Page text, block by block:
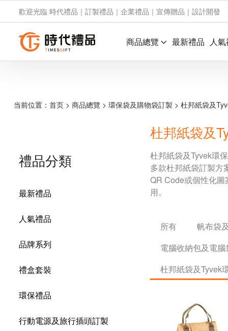
歡迎光臨 時代禮品｜訂製禮品｜企業禮品｜宣傳贈品｜設計開發
商品總覽 最新禮品 人
当前位置： 首页> 商品總覽 > 環保袋及購物袋訂製 > 杜邦紙袋及
禮品分類
最新禮品
人氣禮品
品牌系列
禮盒套裝
環保禮品
行動電源及旅行插頭訂製
杜邦紙袋及
杜邦紙袋及Tyvek環
多款杜邦紙袋訂製方
QR Code或個性化
用。
所有
帆布袋
電腦收納包及電
杜邦紙袋及Tyvek